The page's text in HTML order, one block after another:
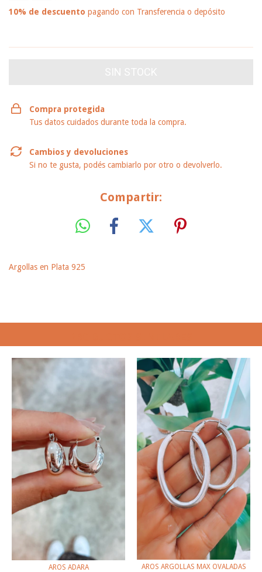
10% de descuento pagando con Transferencia o depósito
Compra protegida
Tus datos cuidados durante toda la compra.
Cambios y devoluciones
Si no te gusta, podés cambiarlo por otro o devolverlo.
Compartir:
Argollas en Plata 925
AROS ADARA AROS ARGOLLAS MAX OVALADAS